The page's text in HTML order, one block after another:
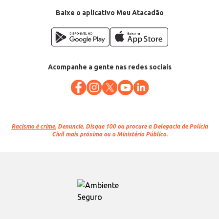
Baixe o aplicativo Meu Atacadão
Acompanhe a gente nas redes sociais
Racismo é crime. Denuncie. Disque 100 ou procure a Delegacia de Polícia
Civil mais próxima ou o Ministério Público.